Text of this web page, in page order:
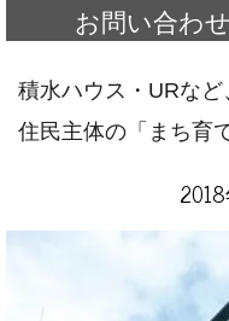
お問い合わせ
積水ハウス・URな
住民主体の「まち育